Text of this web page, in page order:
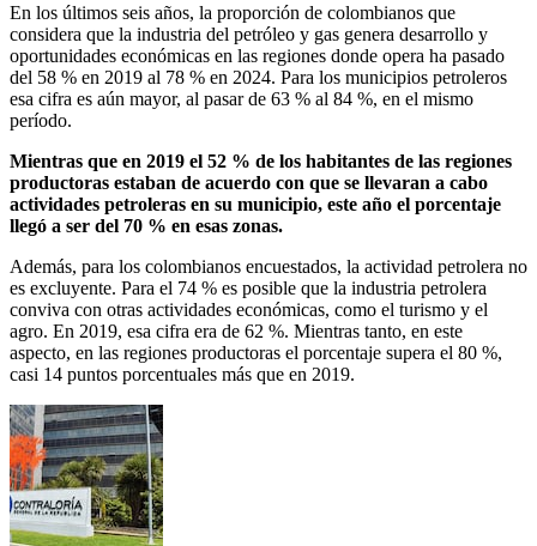
En los últimos seis años, la proporción de colombianos que
considera que la industria del petróleo y gas genera desarrollo y
oportunidades económicas en las regiones donde opera ha pasado
del 58 % en 2019 al 78 % en 2024. Para los municipios petroleros
esa cifra es aún mayor, al pasar de 63 % al 84 %, en el mismo
período.
Mientras que en 2019 el 52 % de los habitantes de las regiones
productoras estaban de acuerdo con que se llevaran a cabo
actividades petroleras en su municipio, este año el porcentaje
llegó a ser del 70 % en esas zonas.
Además, para los colombianos encuestados, la actividad petrolera no
es excluyente. Para el 74 % es posible que la industria petrolera
conviva con otras actividades económicas, como el turismo y el
agro. En 2019, esa cifra era de 62 %. Mientras tanto, en este
aspecto, en las regiones productoras el porcentaje supera el 80 %,
casi 14 puntos porcentuales más que en 2019.